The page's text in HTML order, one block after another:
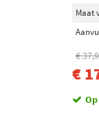
Maat
€
€